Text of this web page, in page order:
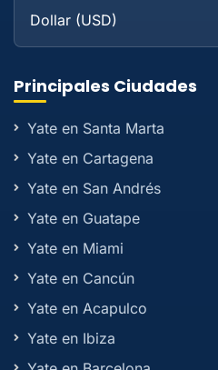
Principales Ciudades
Yate en Santa Marta
Yate en Cartagena
Yate en San Andrés
Yate en Guatape
Yate en Miami
Yate en Cancún
Yate en Acapulco
Yate en Ibiza